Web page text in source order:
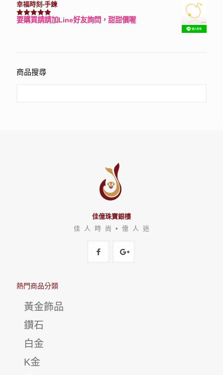
幸福時刻-手鍊
評分3150滿分 5
要購買請請加Line好友詢問，甜甜價喔
商品搜尋
佳億珠寶銀樓
佳 人 時 尚 • 億 人 迷
熱門商品分類
黃金飾品
鑽石
白金
K金